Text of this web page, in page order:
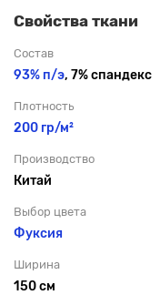
Свойства ткани
Состав
93% п/э, 7% спандекс
Плотность
200 гр/м²
Производство
Китай
Выбор цвета
Фуксия
Ширина
150 см